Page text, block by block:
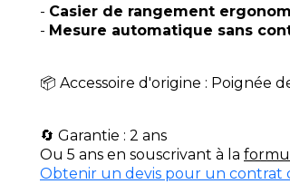
- Casier de rangement
- Mesure automatique sans
📦 Accessoire d'origine : Poignée
🔄 Garantie : 2 ans
Ou 5 ans en souscrivant à la
Obtenir un devis pour un contrat